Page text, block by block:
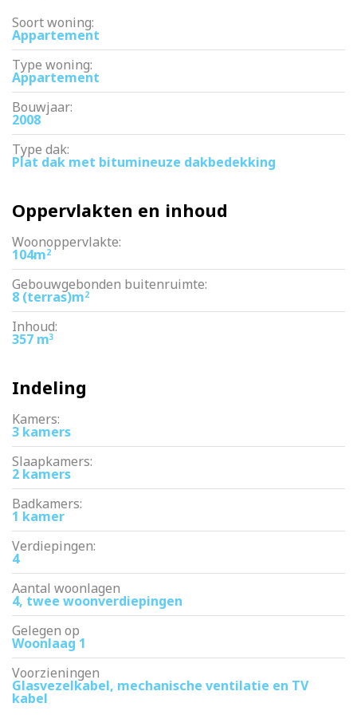
gunstige voorwaarden. Deze aanvraag is overdraagbaar naar de
nieuwe eigenaar.
– VvE bestaat uit 4 leden, de bijdrage is €70,- per maand
– levering in overleg, kan per direct
Kortom: een heerlijk ruim en licht huis op een fantastische plek
– ideaal voor wie rustig wil wonen met de stad om de hoek!
Soort woning:
Appartement
Type woning:
Appartement
Bouwjaar:
2008
Type dak:
Plat dak met bitumineuze dakbedekking
Oppervlakten en inhoud
Woonoppervlakte:
104m2
Gebouwgebonden buitenruimte:
8 (terras)m2
Inhoud:
357 m3
Indeling
Kamers:
3 kamers
Slaapkamers:
2 kamers
Badkamers:
1 kamer
Verdiepingen:
4
Aantal woonlagen
4, twee woonverdiepingen
Gelegen op
Woonlaag 1
Voorzieningen
Glasvezelkabel, mechanische ventilatie en TV
kabel